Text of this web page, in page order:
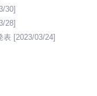
30]
28]
表 [2023/03/24]